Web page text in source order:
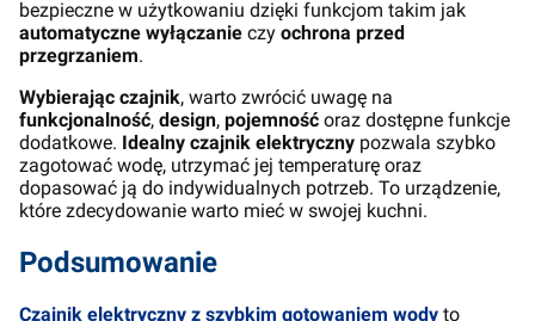
bezpieczne w użytkowaniu dzięki funkcjom takim jak
automatyczne wyłączanie czy ochrona przed
przegrzaniem.
Wybierając czajnik, warto zwrócić uwagę na
funkcjonalność, design, pojemność oraz dostępne funkcje
dodatkowe. Idealny czajnik elektryczny pozwala szybko
zagotować wodę, utrzymać jej temperaturę oraz
dopasować ją do indywidualnych potrzeb. To urządzenie,
które zdecydowanie warto mieć w swojej kuchni.
Podsumowanie
Czajnik elektryczny z szybkim gotowaniem wody to